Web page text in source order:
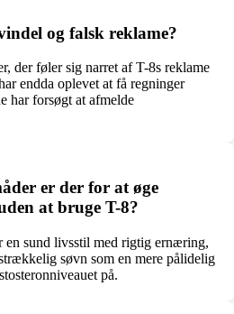
og falsk reklame?
der føler sig narret af T-8s reklame
endda oplevet at få regninger
har forsøgt at afmelde
er der for at øge
at bruge T-8?
en sund livsstil med rigtig ernæring,
søvn som en mere pålidelig
på.